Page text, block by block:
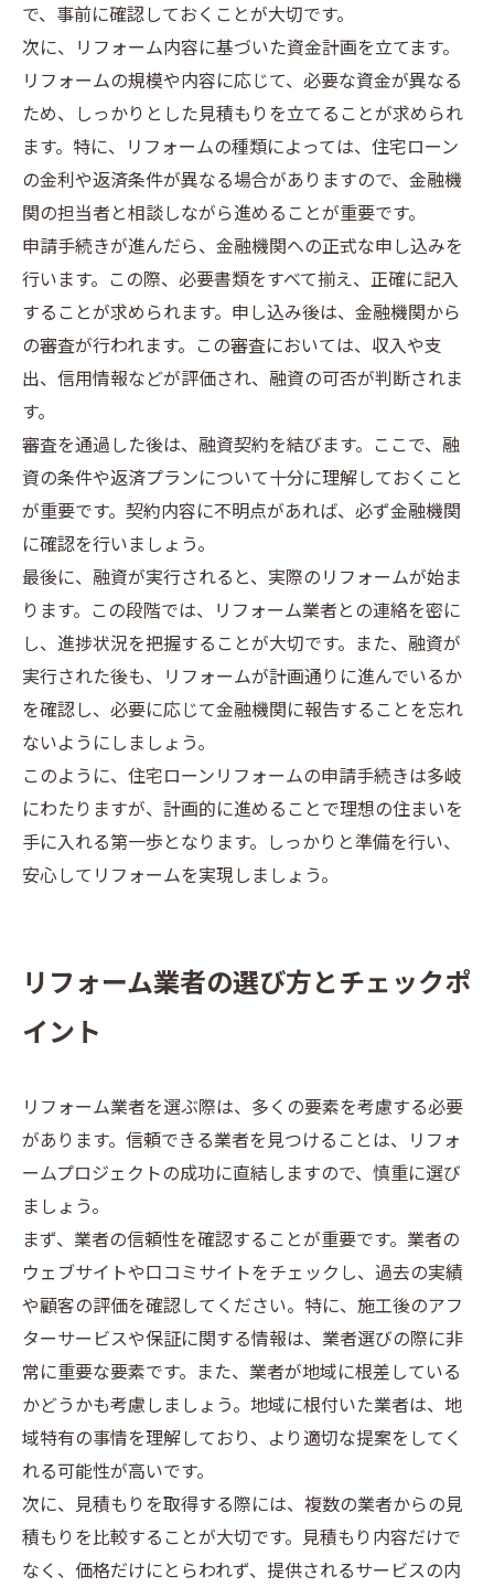
で、事前に確認しておくことが大切です。
次に、リフォーム内容に基づいた資金計画を立てます。
リフォームの規模や内容に応じて、必要な資金が異なる
ため、しっかりとした見積もりを立てることが求められ
ます。特に、リフォームの種類によっては、住宅ローン
の金利や返済条件が異なる場合がありますので、金融機
関の担当者と相談しながら進めることが重要です。
申請手続きが進んだら、金融機関への正式な申し込みを
行います。この際、必要書類をすべて揃え、正確に記入
することが求められます。申し込み後は、金融機関から
の審査が行われます。この審査においては、収入や支
出、信用情報などが評価され、融資の可否が判断されま
す。
審査を通過した後は、融資契約を結びます。ここで、融
資の条件や返済プランについて十分に理解しておくこと
が重要です。契約内容に不明点があれば、必ず金融機関
に確認を行いましょう。
最後に、融資が実行されると、実際のリフォームが始ま
ります。この段階では、リフォーム業者との連絡を密に
し、進捗状況を把握することが大切です。また、融資が
実行された後も、リフォームが計画通りに進んでいるか
を確認し、必要に応じて金融機関に報告することを忘れ
ないようにしましょう。
このように、住宅ローンリフォームの申請手続きは多岐
にわたりますが、計画的に進めることで理想の住まいを
手に入れる第一歩となります。しっかりと準備を行い、
安心してリフォームを実現しましょう。
リフォーム業者の選び方とチェックポ
イント
リフォーム業者を選ぶ際は、多くの要素を考慮する必要
があります。信頼できる業者を見つけることは、リフォ
ームプロジェクトの成功に直結しますので、慎重に選び
ましょう。
まず、業者の信頼性を確認することが重要です。業者の
ウェブサイトや口コミサイトをチェックし、過去の実績
や顧客の評価を確認してください。特に、施工後のアフ
ターサービスや保証に関する情報は、業者選びの際に非
常に重要な要素です。また、業者が地域に根差している
かどうかも考慮しましょう。地域に根付いた業者は、地
域特有の事情を理解しており、より適切な提案をしてく
れる可能性が高いです。
次に、見積もりを取得する際には、複数の業者からの見
積もりを比較することが大切です。見積もり内容だけで
なく、価格だけにとらわれず、提供されるサービスの内